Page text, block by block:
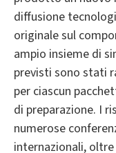
diffusione
originale sul
ampio insieme di
previsti sono stati
per ciascun
di preparazione. I
numerose
internazionali,